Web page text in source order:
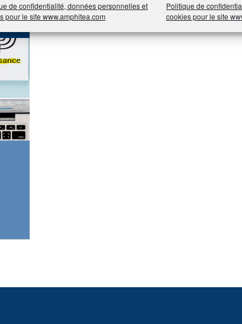
de confidentialité, données personnelles et
pour le site www.amphitea.com
Politique de
cookies pour le site